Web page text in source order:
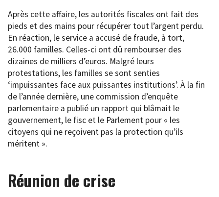
Après cette affaire, les autorités fiscales ont fait des
pieds et des mains pour récupérer tout l’argent perdu.
En réaction, le service a accusé de fraude, à tort,
26.000 familles. Celles-ci ont dû rembourser des
dizaines de milliers d’euros. Malgré leurs
protestations, les familles se sont senties
‘impuissantes face aux puissantes institutions’. À la fin
de l’année dernière, une commission d’enquête
parlementaire a publié un rapport qui blâmait le
gouvernement, le fisc et le Parlement pour « les
citoyens qui ne reçoivent pas la protection qu’ils
méritent ».
Réunion de crise